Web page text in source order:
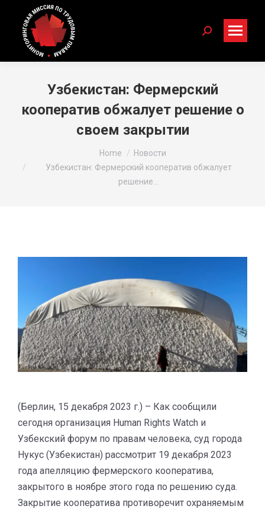
Search:
Узбекистан: Фермерский
кооператив обжалует решение о
своем закрытии
Home
Новости
Узбекистан: Фермерский кооператив обжалует
решение…
(Берлин, 15 декабря 2023 г.) – Как сообщили
сегодня организация Human Rights Watch и
Узбекский форум по правам человека, суд города
Нукус (Узбекистан) рассмотрит 19 декабря 2023
года апелляцию фермерского кооператива,
закрытого в ноябре этого года по решению суда.
Закрытие кооператива противоречит охраняемым